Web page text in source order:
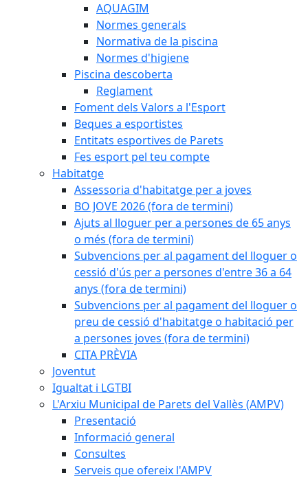
AQUAGIM
Normes generals
Normativa de la piscina
Normes d'higiene
Piscina descoberta
Reglament
Foment dels Valors a l'Esport
Beques a esportistes
Entitats esportives de Parets
Fes esport pel teu compte
Habitatge
Assessoria d'habitatge per a joves
BO JOVE 2026 (fora de termini)
Ajuts al lloguer per a persones de 65 anys
o més (fora de termini)
Subvencions per al pagament del lloguer o
cessió d'ús per a persones d'entre 36 a 64
anys (fora de termini)
Subvencions per al pagament del lloguer o
preu de cessió d'habitatge o habitació per
a persones joves (fora de termini)
CITA PRÈVIA
Joventut
Igualtat i LGTBI
L'Arxiu Municipal de Parets del Vallès (AMPV)
Presentació
Informació general
Consultes
Serveis que ofereix l'AMPV